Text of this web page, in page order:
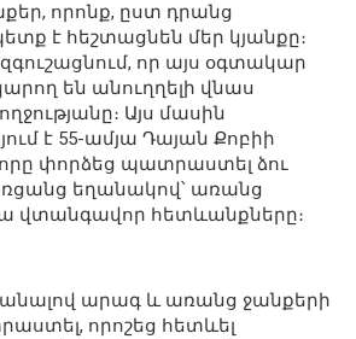
որոնք, ըստ դրանց
է հեշտացնեն մեր կյանքը։
զգուշացնում, որ այս օգտակար
են անուղղելի վնաս
Այս մասին
է 55-ամյա Դայան Քոբիի
փորձեց պատրաստել ձու
եղանակով՝ առանց
վտանգավոր հետևանքները։
արագ և առանց ջանքերի
որոշեց հետևել